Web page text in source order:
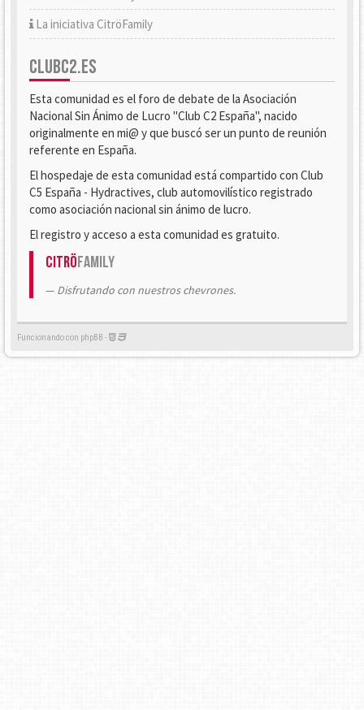
La iniciativa CitröFamily
CLUBC2.ES
Esta comunidad es el foro de debate de la Asociación
Nacional Sin Ánimo de Lucro "Club C2 España", nacido
originalmente en mi@ y que buscó ser un punto de reunión
referente en España.
El hospedaje de esta comunidad está compartido con Club
C5 España - Hydractives, club automovilístico registrado
como asociación nacional sin ánimo de lucro.
El registro y acceso a esta comunidad es gratuito.
CitröFamily
Disfrutando con nuestros chevrones.
Funcionando con phpBB -